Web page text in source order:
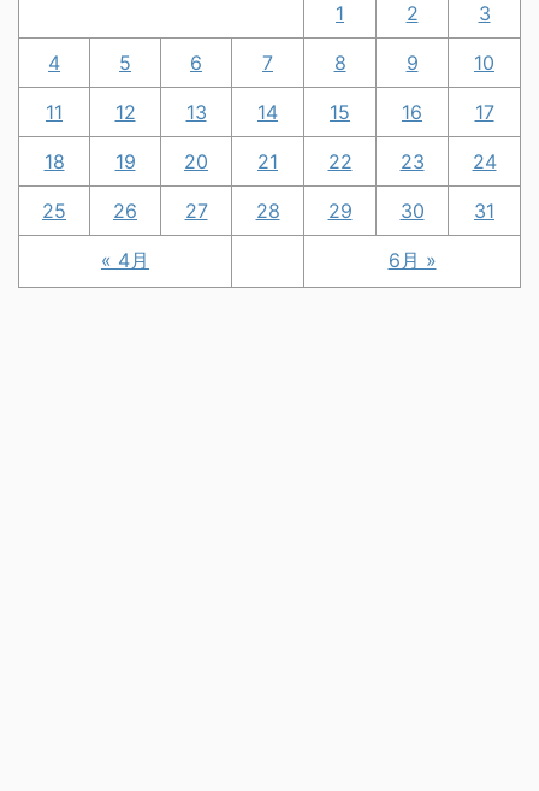
« 4月 6月 »
1 2 3
4 5 6 7 8 9 10
11 12 13 14 15 16 17
18 19 20 21 22 23 24
25 26 27 28 29 30 31